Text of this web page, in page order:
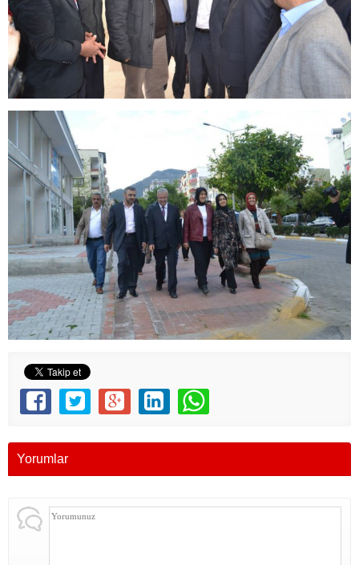
Yorumlar